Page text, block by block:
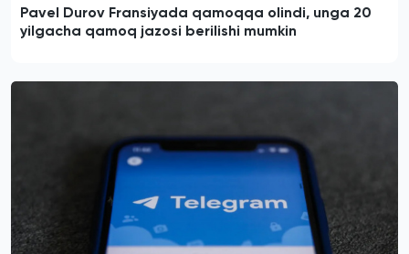
Pavel Durov Fransiyada qamoqqa olindi, unga 20
yilgacha qamoq jazosi berilishi mumkin